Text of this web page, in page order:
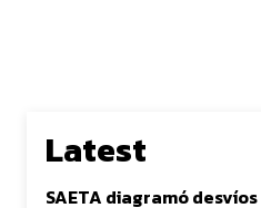
Latest
SAETA diagramó